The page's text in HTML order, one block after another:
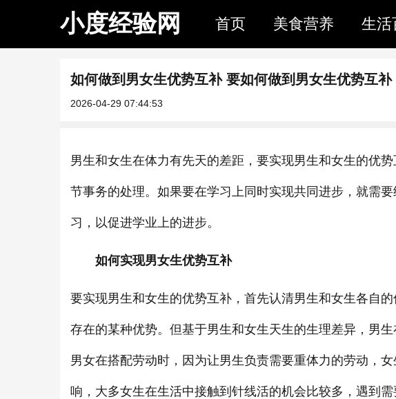
小度经验网 首页 美食营养 生活
如何做到男女生优势互补 要如何做到男女生优势互补
2026-04-29 07:44:53
男生和女生在体力有先天的差距，要实现男生和女生的优
节事务的处理。如果要在学习上同时实现共同进步，就需
习，以促进学业上的进步。
如何实现男女生优势互补
要实现男生和女生的优势互补，首先认清男生和女生各自
存在的某种优势。但基于男生和女生天生的生理差异，男
男女在搭配劳动时，因为让男生负责需要重体力的劳动，
响，大多女生在生活中接触到针线活的机会比较多，遇到